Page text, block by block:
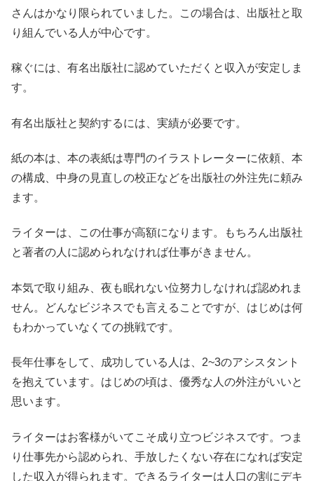
さんはかなり限られていました。この場合は、出版社と取
り組んでいる人が中心です。
稼ぐには、有名出版社に認めていただくと収入が安定しま
す。
有名出版社と契約するには、実績が必要です。
紙の本は、本の表紙は専門のイラストレーターに依頼、本
の構成、中身の見直しの校正などを出版社の外注先に頼み
ます。
ライターは、この仕事が高額になります。もちろん出版社
と著者の人に認められなければ仕事がきません。
本気で取り組み、夜も眠れない位努力しなければ認めれま
せん。どんなビジネスでも言えることですが、はじめは何
もわかっていなくての挑戦です。
長年仕事をして、成功している人は、2~3のアシスタント
を抱えています。はじめの頃は、優秀な人の外注がいいと
思います。
ライターはお客様がいてこそ成り立つビジネスです。つま
り仕事先から認められ、手放したくない存在になれば安定
した収入が得られます。できるライターは人口の割にデキ